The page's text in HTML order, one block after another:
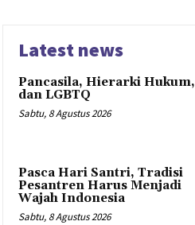
Latest news
Pancasila, Hierarki Hukum,
dan LGBTQ
Sabtu, 8 Agustus 2026
Pasca Hari Santri, Tradisi
Pesantren Harus Menjadi
Wajah Indonesia
Sabtu, 8 Agustus 2026